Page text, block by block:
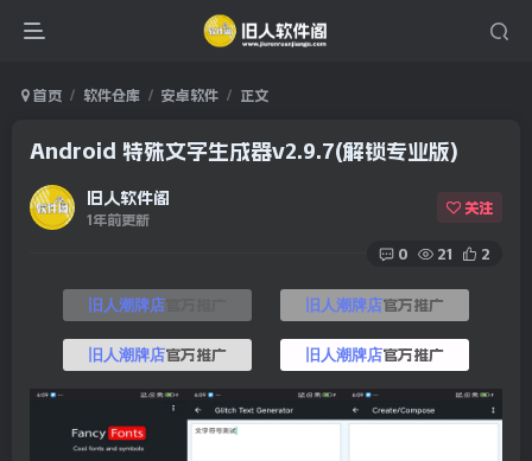
首页 软件仓库 安卓软件 正文
Android 特殊文字生成器v2.9.7(解锁专业版)
旧人软件阁
1年前更新
关注
0 21 2
旧人潮牌店官方推广 旧人潮牌店官方推广
旧人潮牌店官方推广 旧人潮牌店官方推广